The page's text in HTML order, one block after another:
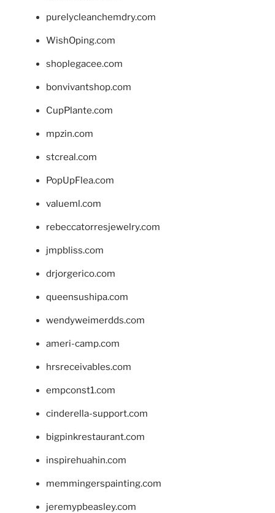
purelycleanchemdry.com
WishOping.com
shoplegacee.com
bonvivantshop.com
CupPlante.com
mpzin.com
stcreal.com
PopUpFlea.com
valueml.com
rebeccatorresjewelry.com
jmpbliss.com
drjorgerico.com
queensushipa.com
wendyweimerdds.com
ameri-camp.com
hrsreceivables.com
empconst1.com
cinderella-support.com
bigpinkrestaurant.com
inspirehuahin.com
memmingerspainting.com
jeremypbeasley.com